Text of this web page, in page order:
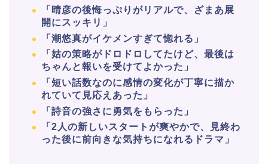
「晴彦の後悔っぷりがリアルで、ざまあ展
開にスッキリ」
「潮悠真がイケメンすぎて惚れる」
「姑の策略がドロドロしてたけど、最後は
ちゃんと報いを受けてよかった」
「短い話数なのに感情の変化が丁寧に描か
れていて見応えあった」
「詩音の強さに勇気をもらった」
「2人の新しいスタートが爽やかで、見終わ
った後に前向きな気持ちになれるドラマ」